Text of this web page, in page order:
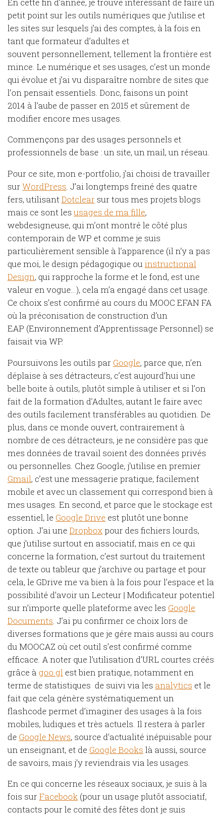
petit point sur les outils numériques que j’utilise et
les sites sur lesquels j’ai des comptes, à la fois en
tant que formateur d’adultes et
souvent personnellement, tellement la frontière est
mince. Le numérique et ses usages, c’est un monde
qui évolue et j’ai vu disparaître nombre de sites que
l’on pensait essentiels. Donc, faisons un point
2014 à l’aube de passer en 2015 et sûrement de
modifier encore mes usages.
Commençons par des usages personnels et
professionnels de base : un site, un mail, un réseau.
Pour ce site, mon e-portfolio, j’ai choisi de travailler
surWordPress. J’ai longtemps freiné des quatre
fers, utilisantDotclear sur tous mes projets blogs
mais ce sont les usages de ma fille,
webdesigneuse, qui m’ont montré le côté plus
contemporain de WP et comme je suis
particulièrement sensible à l’apparence (il n’y a pas
que moi, le design pédagogique ouinstructional
Design, qui rapproche la forme et le fond, est une
valeur en vogue…), cela m’a engagé dans cet usage.
Ce choix s’est confirmé au cours du MOOC EFAN FA
où la préconisation de construction d’un
EAP (Environnement d’Apprentissage Personnel) se
faisait via WP.
Poursuivons les outils par Google, parce que, n’en
déplaise à ses détracteurs, c’est aujourd’hui une
belle boite à outils, plutôt simple à utiliser et si l’on
fait de la formation d’Adultes, autant le faire avec
des outils facilement transférables au quotidien. De
plus, dans ce monde ouvert, contrairement à
nombre de ces détracteurs, je ne considère pas que
mes données de travail soient des données privés
ou personnelles. Chez Google, j’utilise en premier
Gmail, c’est une messagerie pratique, facilement
mobile et avec un classement qui correspond bien à
mes usages. En second, et parce que le stockage est
essentiel, le Google Drive est plutôt une bonne
option. J’ai une Dropboxpour des fichiers lourds,
que j’utilise surtout en associatif, mais en ce qui
concerne la formation, c’est surtout du traitement
de texte ou tableur que j’archive ou partage et pour
cela, le GDrive me va bien à la fois pour l’espace et la
possibilité d’avoir un Lecteur | Modificateur potentiel
sur n’importe quelle plateforme avec les Google
Documents. J’ai pu confirmer ce choix lors de
diverses formations que je gére mais aussi au cours
du MOOCAZ où cet outil s’est confirmé comme
efficace. A noter que l’utilisation d’URL courtes créés
grâce à goo.gl est bien pratique, notamment en
terme de statistiques de suivi via les analytics et le
fait que cela génère systématiquement un
flashcode permet d’imaginer des usages à la fois
mobiles, ludiques et très actuels. Il restera à parler
de Google News, source d’actualité inépuisable pour
un enseignant, et de Google Books là aussi, source
de savoirs, mais j’y reviendrais via les usages.
En ce qui concerne les réseaux sociaux, je suis à la
fois surFacebook (pour un usage plutôt associatif,
contacts pour le comité des fêtes dont je suis